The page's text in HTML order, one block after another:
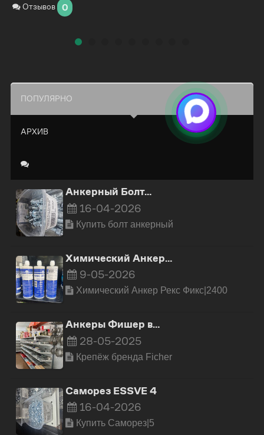
Отзывов
0
ПОПУЛЯРНО
АРХИВ
Анкерный Болт…
16-04-2026
Купить болт анкерный
Химический Анкер…
9-05-2026
Химический Анкер Рекс Фикс|2400
Анкеры Фишер в…
28-05-2025
Крепёж бренда Ficher
Саморез ESSVE 4
16-04-2026
Купить Cаморез|5